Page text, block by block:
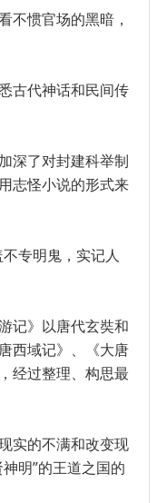
不惯官场的黑暗，
古代神话和民间传
深了对封建科举制
志怪小说的形式来
专明鬼，实记人
记》以唐代玄奘和
西域记》、《大唐
经过整理、构思最
实的不满和改变现
明”的王道之国的